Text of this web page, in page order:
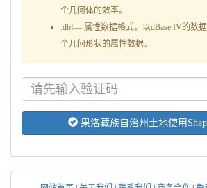
个几何体的效率。
.dbf— 属性数据格式，以dBase IV的数
个几何形状的属性数据。
果洛藏族自治州土地使用